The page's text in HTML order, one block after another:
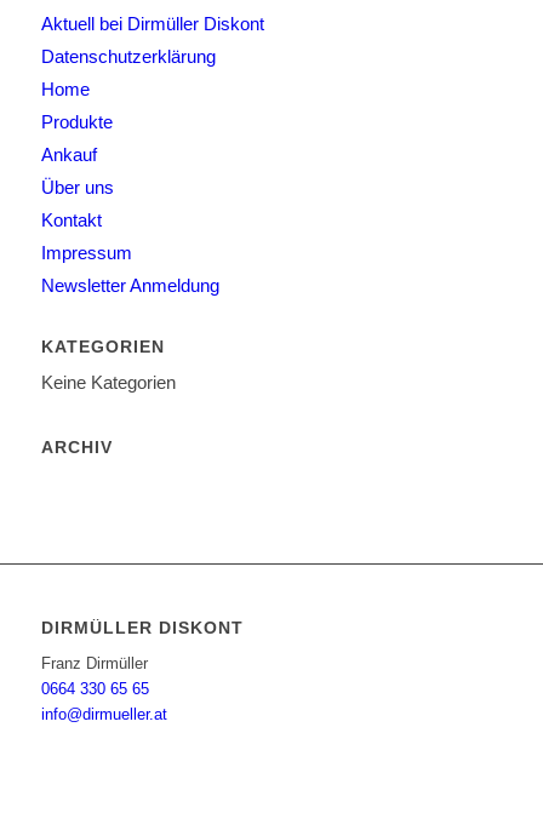
Aktuell bei Dirmüller Diskont
Datenschutzerklärung
Home
Produkte
Ankauf
Über uns
Kontakt
Impressum
Newsletter Anmeldung
KATEGORIEN
Keine Kategorien
ARCHIV
DIRMÜLLER DISKONT
Franz Dirmüller
0664 330 65 65
info@dirmueller.at